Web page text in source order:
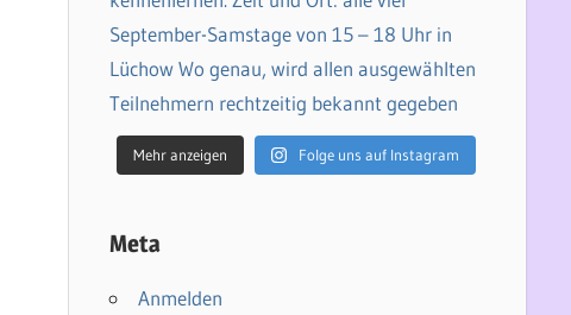
Mehr anzeigen Folge uns auf Instagram
Meta
Anmelden